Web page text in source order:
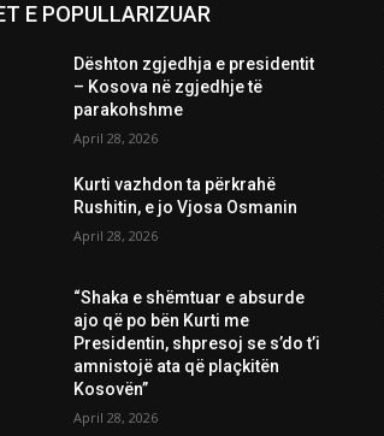
E POPULLARIZUAR
Dështon zgjedhja e presidentit
– Kosova në zgjedhje të
parakohshme
April 28, 2026
Kurti vazhdon ta përkrahë
Rushitin, e jo Vjosa Osmanin
April 28, 2026
“Shaka e shëmtuar e absurde
ajo që po bën Kurti me
Presidentin, shpresoj se s’do t’i
amnistojë ata që plaçkitën
Kosovën”
April 28, 2026